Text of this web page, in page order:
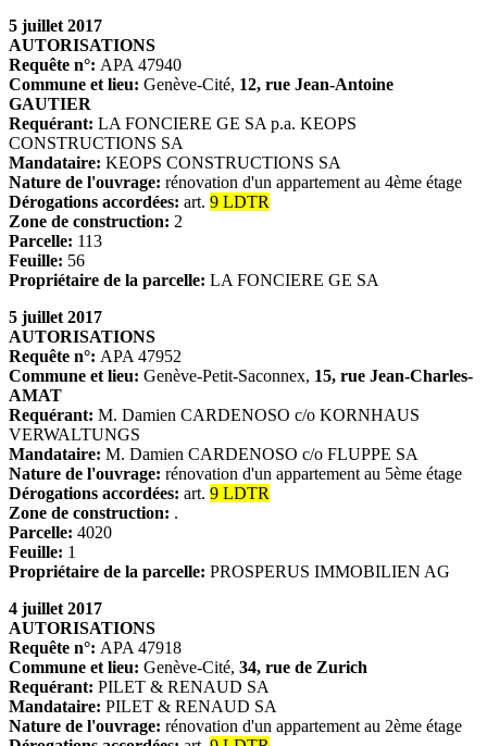
5 juillet 2017
AUTORISATIONS
Requête n°: APA 47940
Commune et lieu: Genève-Cité, 12, rue Jean-Antoine
GAUTIER
Requérant: LA FONCIERE GE SA p.a. KEOPS
CONSTRUCTIONS SA
Mandataire: KEOPS CONSTRUCTIONS SA
Nature de l'ouvrage: rénovation d'un appartement au 4ème étage
Dérogations accordées: art. 9 LDTR
Zone de construction: 2
Parcelle: 113
Feuille: 56
Propriétaire de la parcelle: LA FONCIERE GE SA
5 juillet 2017
AUTORISATIONS
Requête n°: APA 47952
Commune et lieu: Genève-Petit-Saconnex, 15, rue Jean-Charles-
AMAT
Requérant: M. Damien CARDENOSO c/o KORNHAUS
VERWALTUNGS
Mandataire: M. Damien CARDENOSO c/o FLUPPE SA
Nature de l'ouvrage: rénovation d'un appartement au 5ème étage
Dérogations accordées: art. 9 LDTR
Zone de construction: .
Parcelle: 4020
Feuille: 1
Propriétaire de la parcelle: PROSPERUS IMMOBILIEN AG
4 juillet 2017
AUTORISATIONS
Requête n°: APA 47918
Commune et lieu: Genève-Cité, 34, rue de Zurich
Requérant: PILET & RENAUD SA
Mandataire: PILET & RENAUD SA
Nature de l'ouvrage: rénovation d'un appartement au 2ème étage